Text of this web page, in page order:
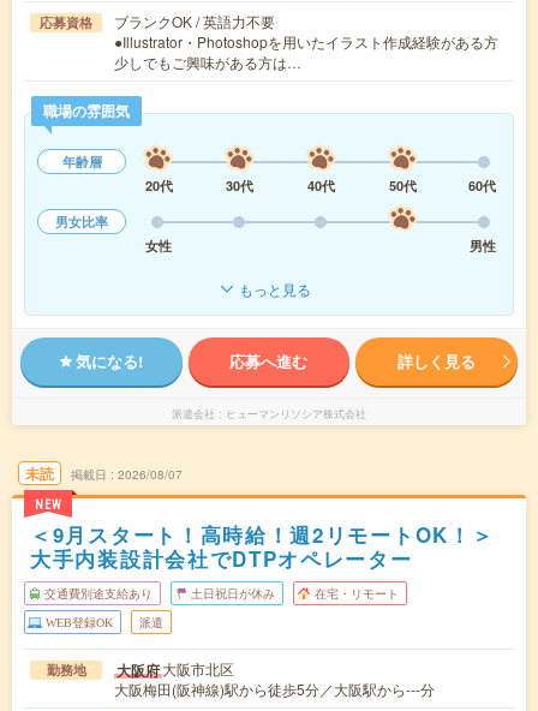
応募資格
ブランクOK / 英語力不要
●Illustrator・Photoshopを用いたイラスト作成経験がある方
少しでもご興味がある方は…
職場の雰囲気
年齢層
20代
30代 40代 50代
60代
男女比率
女性
男性
もっと見る
気になる! 応募へ進む 詳しく見る
派遣会社 ヒューマンリソシア株式会社
未読
NEW
掲載日 2026/08/07
＜9月スタート！高時給！週2リモートOK！＞
大手内装設計会社でDTPオペレーター
交通費別途支給あり 土日祝日が休み 在宅・リモート
WEB登録OK 派遣
勤務地 大阪府大阪市北区
大阪梅田(阪神線)駅から徒歩5分／大阪駅から---分